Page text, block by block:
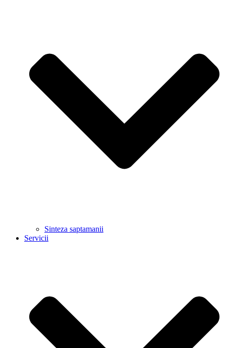
Sinteza saptamanii
Servicii